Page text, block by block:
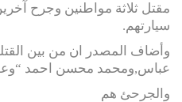
مقتل ثلاثة مواطنين وجرح
سيارتهم.
وأضاف المصدر ان من بين
عباس,ومحمد محسن احمد
والجرحئ هم